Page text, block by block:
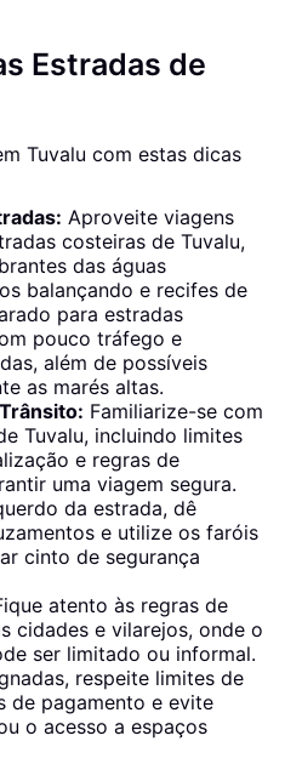
Estradas de
Tuvalu com estas dicas
Aproveite viagens
costeiras de Tuvalu,
das águas
balançando e recifes de
para estradas
pouco tráfego e
além de possíveis
as marés altas.
Familiarize-se com
Tuvalu, incluindo limites
e regras de
uma viagem segura.
da estrada, dê
e utilize os faróis
cinto de segurança
atento às regras de
cidades e vilarejos, onde o
ser limitado ou informal.
respeite limites de
de pagamento e evite
o acesso a espaços